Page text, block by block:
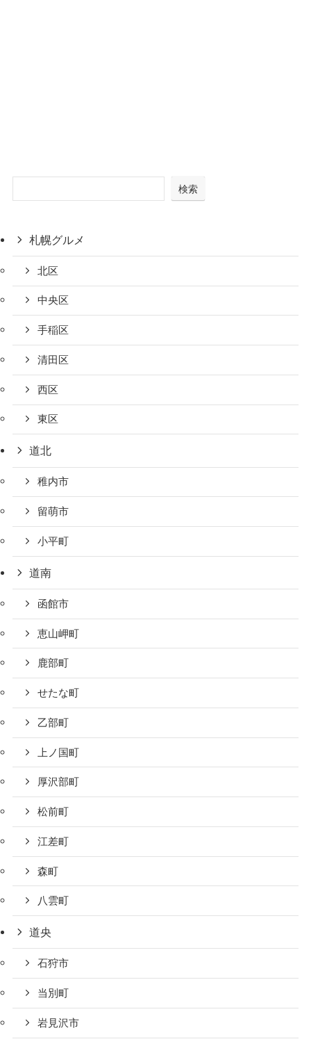
検索
札幌グルメ
北区
中央区
手稲区
清田区
西区
東区
道北
稚内市
留萌市
小平町
道南
函館市
恵山岬町
鹿部町
せたな町
乙部町
上ノ国町
厚沢部町
松前町
江差町
森町
八雲町
道央
石狩市
当別町
岩見沢市